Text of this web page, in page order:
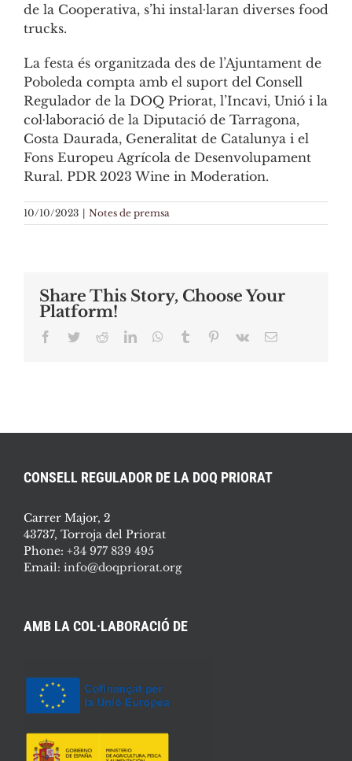
de la Cooperativa, s’hi instal·laran diverses food
trucks.
La festa és organitzada des de l’Ajuntament de
Poboleda compta amb el suport del Consell
Regulador de la DOQ Priorat, l’Incavi, Unió i la
col·laboració de la Diputació de Tarragona,
Costa Daurada, Generalitat de Catalunya i el
Fons Europeu Agrícola de Desenvolupament
Rural. PDR 2023 Wine in Moderation.
10/10/2023 | Notes de premsa
Share This Story, Choose Your
Platform!
Facebook
TwitterRedditLinkedInWhatsApp
Tumblr Pinterest
Vk Email:
CONSELL REGULADOR DE LA DOQ PRIORAT
Carrer Major, 2
43737, Torroja del Priorat
Phone: +34 977 839 495
Email: info@doqpriorat.org
AMB LA COL·LABORACIÓ DE